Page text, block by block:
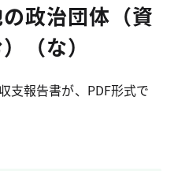
政治団体（資
（な）
支報告書が、PDF形式で